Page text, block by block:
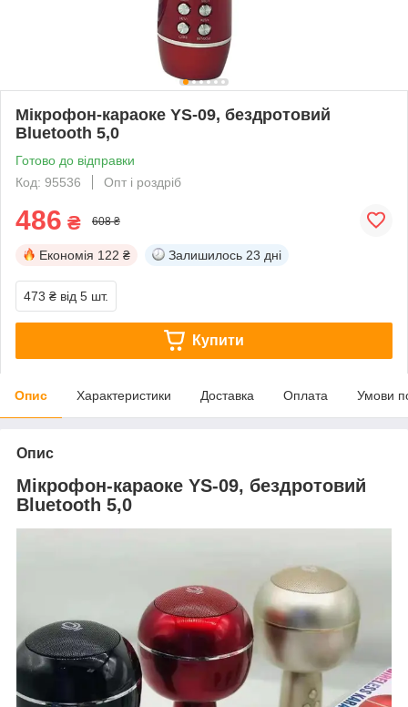
Мікрофон-караоке YS-09, бездротовий
Bluetooth 5,0
Готово до відправки
Код: 95536
Опт і роздріб
486 ₴ 608 ₴
Економія 122 ₴ Залишилось 23 дні
473 ₴ від 5 шт.
Купити
Опис Характеристики Доставка Оплата Умови
Опис
Мікрофон-караоке YS-09, бездротовий
Bluetooth 5,0